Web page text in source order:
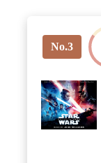
No.3